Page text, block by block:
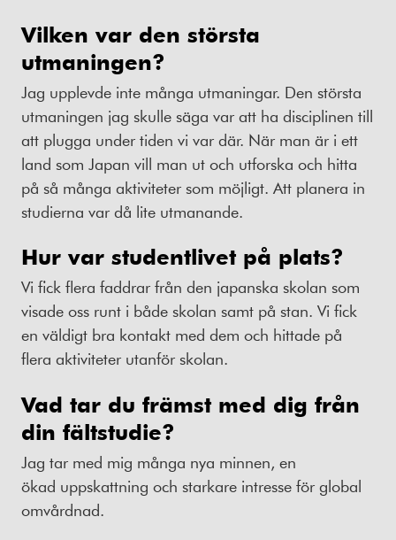
Vilken var den största
utmaningen?
Jag upplevde inte många utmaningar. Den största
utmaningen jag skulle säga var att ha disciplinen till
att plugga under tiden vi var där. När man är i ett
land som Japan vill man ut och utforska och hitta
på så många aktiviteter som möjligt. Att planera in
studierna var då lite utmanande.
Hur var studentlivet på plats?
Vi fick flera faddrar från den japanska skolan som
visade oss runt i både skolan samt på stan. Vi fick
en väldigt bra kontakt med dem och hittade på
flera aktiviteter utanför skolan.
Vad tar du främst med dig från
din fältstudie?
Jag tar med mig många nya minnen, en
ökad uppskattning och starkare intresse för global
omvårdnad.